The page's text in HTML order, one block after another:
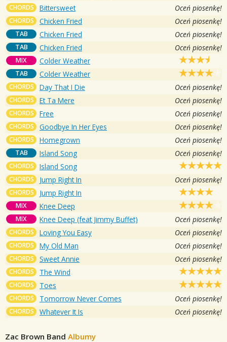
CHORDS Bittersweet Oceń piosenkę!
CHORDS Chicken Fried Oceń piosenkę!
TAB Chicken Fried Oceń piosenkę!
TAB Chicken Fried Oceń piosenkę!
MIX Colder Weather
TAB Colder Weather
CHORDS Day That I Die Oceń piosenkę!
CHORDS Et Ta Mere Oceń piosenkę!
CHORDS Free Oceń piosenkę!
CHORDS Goodbye In Her Eyes Oceń piosenkę!
CHORDS Homegrown Oceń piosenkę!
TAB Island Song Oceń piosenkę!
CHORDS Island Song
CHORDS Jump Right In Oceń piosenkę!
CHORDS Jump Right In
MIX Knee Deep
MIX Knee Deep (feat Jimmy Buffet) Oceń piosenkę!
CHORDS Loving You Easy Oceń piosenkę!
CHORDS My Old Man Oceń piosenkę!
CHORDS Sweet Annie Oceń piosenkę!
CHORDS The Wind
CHORDS Toes
CHORDS Tomorrow Never Comes Oceń piosenkę!
CHORDS Whatever It Is Oceń piosenkę!
Zac Brown Band Albumy